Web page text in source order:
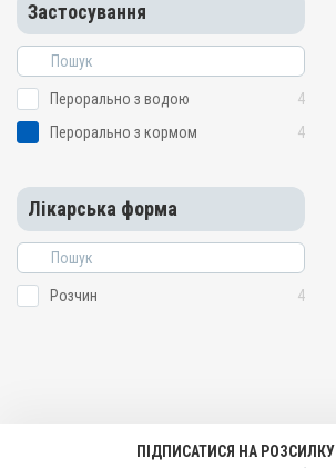
Застосування
Перорально з водою
4
Перорально з кормом
4
Лікарська форма
Розчин 4
ПІДПИСАТИСЯ НА РОЗСИЛКУ